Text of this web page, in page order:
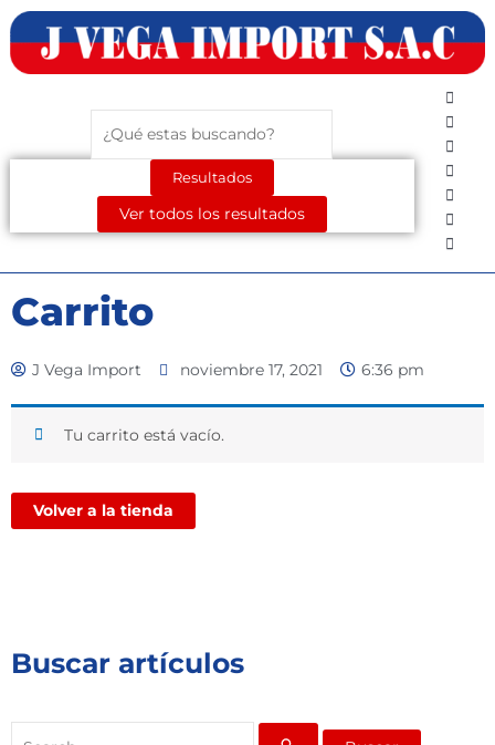
al
contenido
Resultados
Ver todos los resultados
Carrito
J Vega Import noviembre 17, 2021 6:36 pm
Tu carrito está vacío.
Volver a la tienda
Buscar artículos